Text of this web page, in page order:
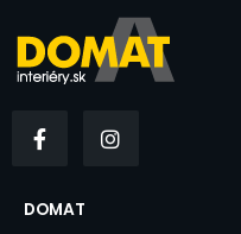
a
b
n
DOMAT